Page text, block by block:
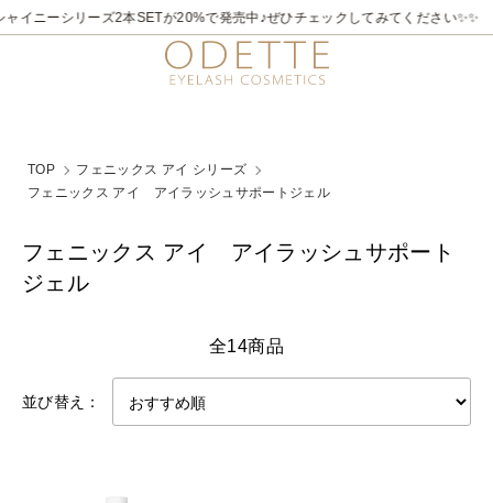
イニーシリーズ2本SETが20%で発売中♪ぜひチェックしてみてください✨✨
TOP
フェニックス アイ シリーズ
フェニックス アイ アイラッシュサポートジェル
フェニックス アイ アイラッシュサポート
ジェル
全14商品
並び替え：